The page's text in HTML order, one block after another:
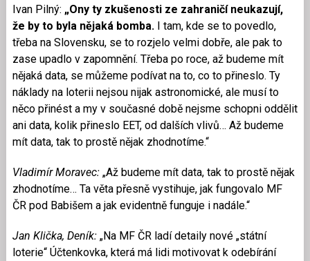
Ivan Pilný: „Ony ty zkušenosti ze zahraničí neukazují,
že by to byla nějaká bomba. I tam, kde se to povedlo,
třeba na Slovensku, se to rozjelo velmi dobře, ale pak to
zase upadlo v zapomnění. Třeba po roce, až budeme mít
nějaká data, se můžeme podívat na to, co to přineslo. Ty
náklady na loterii nejsou nijak astronomické, ale musí to
něco přinést a my v současné době nejsme schopni oddělit
ani data, kolik přineslo EET, od dalších vlivů… Až budeme
mít data, tak to prostě nějak zhodnotíme.“
Vladimír Moravec:„Až budeme mít data, tak to prostě nějak
zhodnotíme… Ta věta přesně vystihuje, jak fungovalo MF
ČR pod Babišem a jak evidentně funguje i nadále.“
Jan Klička, Deník:„Na MF ČR ladí detaily nové „státní
loterie“ Účtenkovka, která má lidi motivovat k odebírání